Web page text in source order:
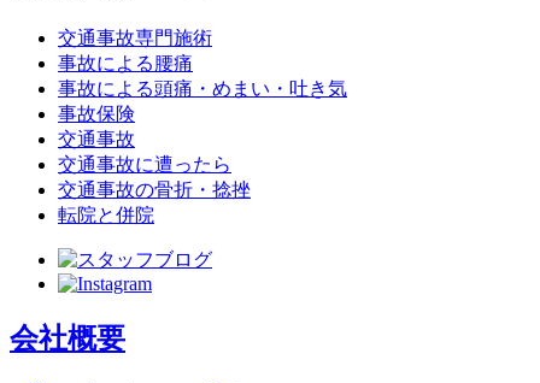
交通事故専門施術
事故による腰痛
事故による頭痛・めまい・吐き気
事故保険
交通事故
交通事故に遭ったら
交通事故の骨折・捻挫
転院と併院
会社概要